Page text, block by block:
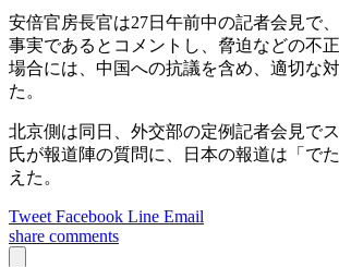
安倍官房長官は27日午前中の記者会見で
事実であるとコメントし、脅迫などの不
場合には、中国への抗議を含め、適切な
た。
北京側は同日、外交部の定例記者会見で
氏が報道陣の質問に、日本の報道は「で
えた。
Tweet Facebook Line Email
share comments